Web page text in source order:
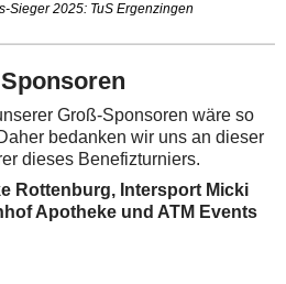
Sieger 2025: TuS Ergenzingen
Groß-Sponsoren wäre so
bedanken wir uns an dieser
dieses Benefizturniers.
Rottenburg, Intersport Micki
Apotheke und ATM Events